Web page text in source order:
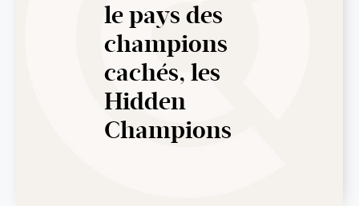
le pays des
champions
cachés, les
Hidden
Champions